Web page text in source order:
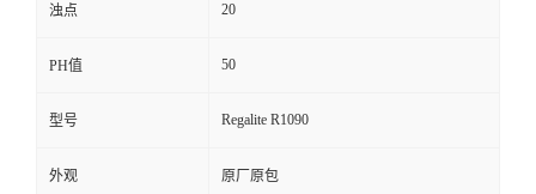
浊点 20
PH值 50
型号 Regalite R1090
外观 原厂原包